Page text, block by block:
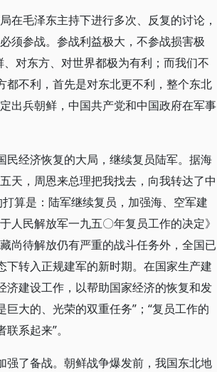
在毛泽东主持下进行多次、反复的讨论，
须参战。参战利益极大，不参战损害极
对东方、对世界都极为有利；而我们不
不利，首先是对东北更不利，整个东北
出兵朝鲜，中国共产党和中国政府在军事
经济恢复的大局，继续复员陆军。据海
天，周恩来总理把我找去，向我转达了中
算是：陆军继续复员，加强海、空军建
人民解放军一九五〇年复员工作的决定》
尚待解放仍有严重的战斗任务外，全国已
转入正规建军的新时期。在国家生产建
建设工作，以帮助国家经济的恢复和发
大的、光荣的双重任务”；“复员工作的
系起来”。
强了备战。朝鲜战争爆发前，我国东北地